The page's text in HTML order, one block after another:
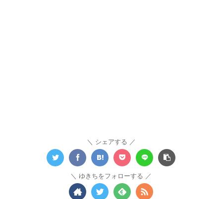
シェアする
ゆきちをフォローする